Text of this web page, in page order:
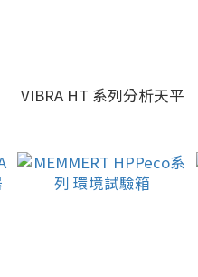
VIBRA HT 系列分析天平